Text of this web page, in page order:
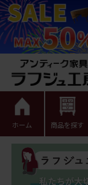
ホーム 商品を探す